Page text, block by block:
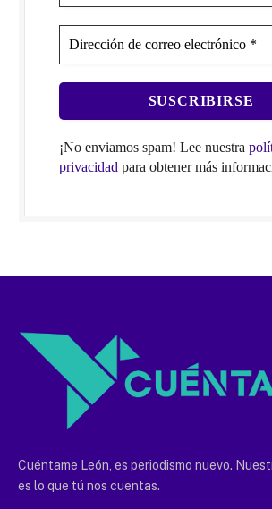
¡No enviamos spam! Lee nuestra
privacidad para obtener más
Cuéntame León, es periodismo nuevo.
es lo que tú nos cuentas.